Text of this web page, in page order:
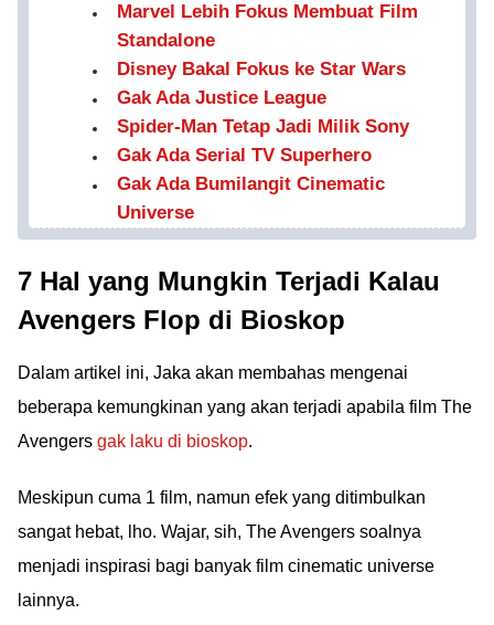
Marvel Lebih Fokus Membuat Film
Standalone
Disney Bakal Fokus ke Star Wars
Gak Ada Justice League
Spider-Man Tetap Jadi Milik Sony
Gak Ada Serial TV Superhero
Gak Ada Bumilangit Cinematic
Universe
7 Hal yang Mungkin Terjadi Kalau
Avengers Flop di Bioskop
Dalam artikel ini, Jaka akan membahas mengenai
beberapa kemungkinan yang akan terjadi apabila film The
Avengers gak laku di bioskop.
Meskipun cuma 1 film, namun efek yang ditimbulkan
sangat hebat, lho. Wajar, sih, The Avengers soalnya
menjadi inspirasi bagi banyak film cinematic universe
lainnya.